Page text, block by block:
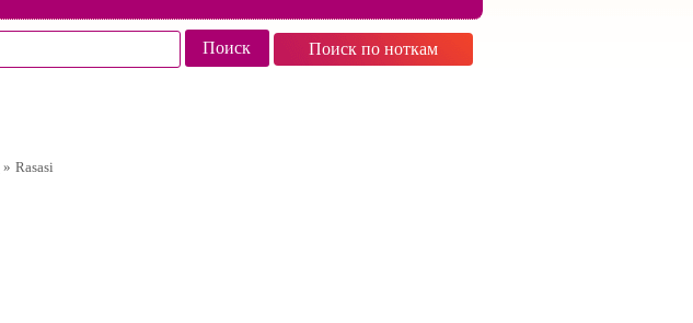
Поиск по ноткам
» Rasasi